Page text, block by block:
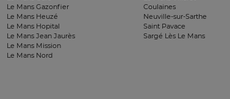
Le Mans Gazonfier
Le Mans Heuzé
Le Mans Hopital
Le Mans Jean Jaurès
Le Mans Mission
Le Mans Nord
Coulaines
Neuville-sur-Sarthe
Saint Pavace
Sargé Lès Le Mans